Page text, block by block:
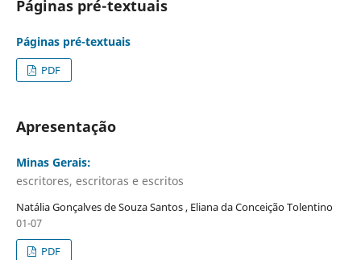
Páginas pré-textuais
Páginas pré-textuais
PDF
Apresentação
Minas Gerais:
escritores, escritoras e escritos
Natália Gonçalves de Souza Santos , Eliana da Conceição Tolentino
01-07
PDF